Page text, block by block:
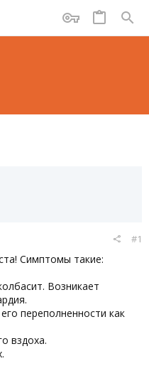
#1
Симптомы такие:
Возникает
переполненности как
вздоха.